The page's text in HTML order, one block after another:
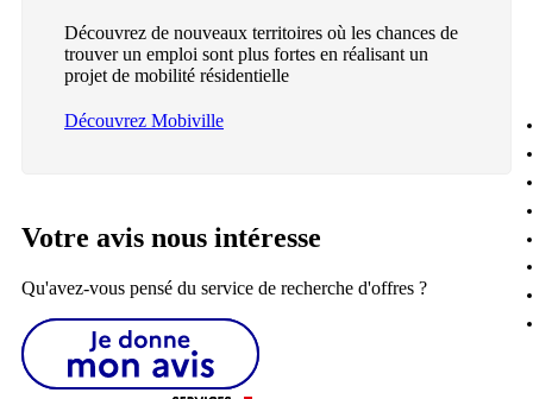
Découvrez de nouveaux territoires où les chances de
trouver un emploi sont plus fortes en réalisant un
projet de mobilité résidentielle
Découvrez Mobiville
Votre avis nous intéresse
Qu'avez-vous pensé du service de recherche d'offres ?